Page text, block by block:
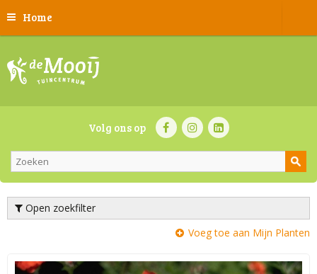
Home
Volg ons op
Open zoekfilter
Voeg toe aan Mijn Planten